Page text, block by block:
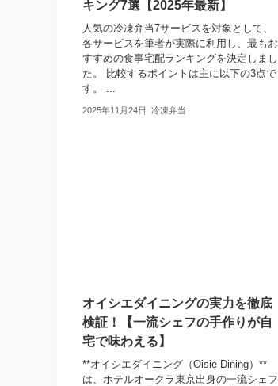
キング7選【2025年最新】
人気の冷凍弁当7サービスを対象として、
各サービスを筆者が実際に利用し、最もお
すすめの食事宅配ランキングを決定しまし
た。 比較するポイントは主に以下の3点で
す。 ...
2025年11月24日 冷凍弁当
オイシエダイニングの実力を徹底
検証！【一流シェフの手作りが自
宅で味わえる】
**オイシエダイニング（Oisie Dining）**
は、ホテルオークラ東京出身の一流シェフ